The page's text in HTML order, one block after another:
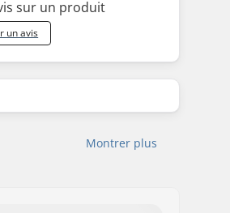
sur un produit
un avis
Montrer plus